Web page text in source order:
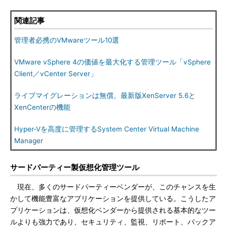
関連記事
管理者必携のVMwareツール10選
VMware vSphere 4の価値を最大化する管理ツール「vSphere
Client／vCenter Server」
ライブマイグレーションは無償。最新版XenServer 5.6と
XenCenterの機能
Hyper-Vを高度に管理するSystem Center Virtual Machine
Manager
サードパーティー製仮想化管理ツール
現在、多くのサードパーティーベンダーが、このチャンスを生
かして機能豊富なアプリケーションを提供している。こうしたア
プリケーションは、仮想化ベンダーから提供される基本的なツー
ルよりも強力であり、セキュリティ、監視、リポート、バックア